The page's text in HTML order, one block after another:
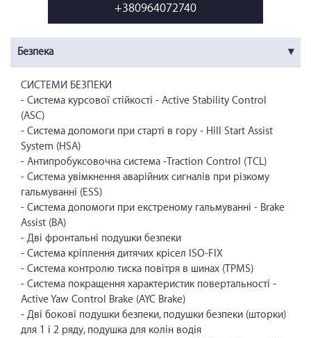
+380964072740
Безпека
СИСТЕМИ БЕЗПЕКИ
- Система курсової стійкості - Active Stability Control
(ASC)
- Система допомоги при старті в гору - Hill Start Assist
System (HSA)
- Антипробуксовочна система -Traction Control (TCL)
- Система увімкнення аварійних сигналів при різкому
гальмуванні (ESS)
- Система допомоги при екстреному гальмуванні - Brake
Assist (BA)
- Дві фронтальні подушки безпеки
- Система кріплення дитячих крісел ISO-FIX
- Система контролю тиска повітря в шинах (TPMS)
- Система покращення характериcтик повертальності -
Active Yaw Control Brake (AYC Brake)
- Дві бокові подушки безпеки, подушки безпеки (шторки)
для 1 і 2 ряду, подушка для колін водія